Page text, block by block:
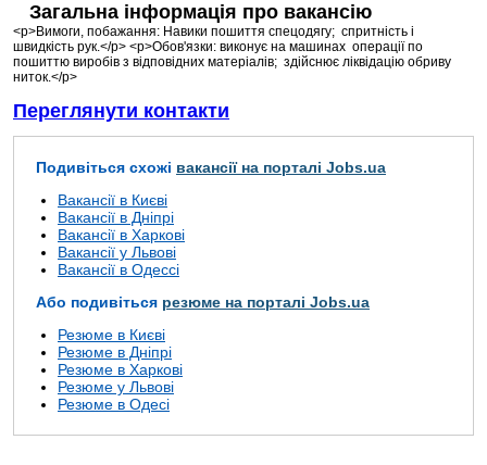
Загальна інформація про вакансію
<p>Вимоги, побажання: Навики пошиття спецодягу; спритність і
швидкість рук.</p> <p>Обов'язки: виконує на машинах операції по
пошиттю виробів з відповідних матеріалів; здійснює ліквідацію обриву
ниток.</p>
Переглянути контакти
Подивіться схожі вакансії на порталі Jobs.ua
Вакансії в Києві
Вакансії в Дніпрі
Вакансії в Харкові
Вакансії у Львові
Вакансії в Одессі
Або подивіться резюме на порталі Jobs.ua
Резюме в Києві
Резюме в Дніпрі
Резюме в Харкові
Резюме у Львові
Резюме в Одесі